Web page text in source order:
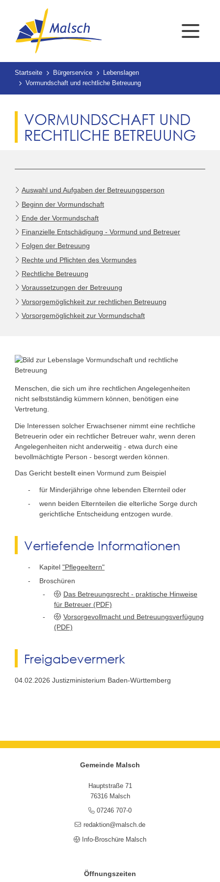
Startseite Bürgerservice
Lebenslagen
Vormundschaft und rechtliche Betreuung
VORMUNDSCHAFT UND
RECHTLICHE BETREUUNG
Auswahl und Aufgaben der Betreuungsperson
Beginn der Vormundschaft
Ende der Vormundschaft
Finanzielle Entschädigung - Vormund und Betreuer
Folgen der Betreuung
Rechte und Pflichten des Vormundes
Rechtliche Betreuung
Voraussetzungen der Betreuung
Vorsorgemöglichkeit zur rechtlichen Betreuung
Vorsorgemöglichkeit zur Vormundschaft
Menschen, die sich um ihre rechtlichen Angelegenheiten
nicht selbstständig kümmern können, benötigen eine
Vertretung.
Die Interessen solcher Erwachsener nimmt eine rechtliche
Betreuerin oder ein rechtlicher Betreuer wahr, wenn deren
Angelegenheiten nicht anderweitig - etwa durch eine
bevollmächtigte Person - besorgt werden können.
Das Gericht bestellt einen Vormund zum Beispiel
für Minderjährige ohne lebenden Elternteil oder
wenn beiden Elternteilen die elterliche Sorge durch
gerichtliche Entscheidung entzogen wurde.
Vertiefende Informationen
Kapitel "Pflegeeltern"
Broschüren
Das Betreuungsrecht - praktische Hinweise
für Betreuer (PDF)
Vorsorgevollmacht und Betreuungsverfügung
(PDF)
Freigabevermerk
04.02.2026 Justizministerium Baden-Württemberg
Gemeinde Malsch
Hauptstraße 71
76316 Malsch
07246 707-0
redaktion@malsch.de
Info-Broschüre Malsch
Öffnungszeiten